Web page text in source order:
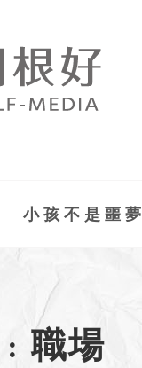
小孩不是噩夢
: 職場